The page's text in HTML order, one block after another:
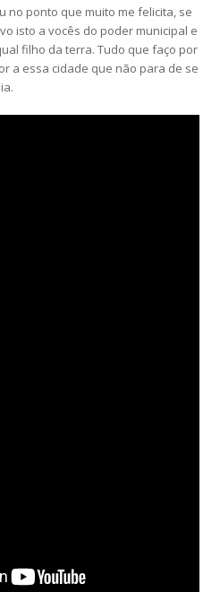
no ponto que muito me felicita, se
isto a vocês do poder municipal e
filho da terra. Tudo que faço por
a essa cidade que não para de se